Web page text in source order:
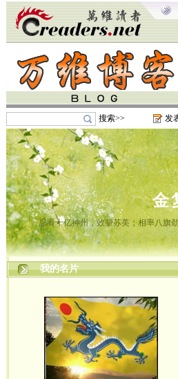
搜索>> 发
金
忍看十亿神州，效颦苏美；相率八旗
我的名片